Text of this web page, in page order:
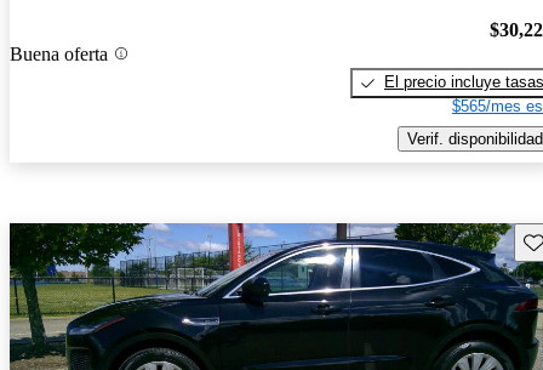
Buena oferta
El precio incluye tasas
$565/mes
Verif. disponibilidad